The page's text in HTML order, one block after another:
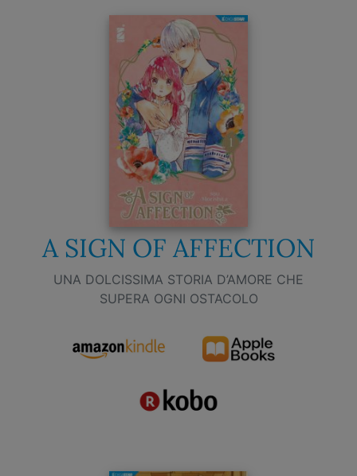
A SIGN OF AFFECTION
UNA DOLCISSIMA STORIA D’AMORE CHE
SUPERA OGNI OSTACOLO